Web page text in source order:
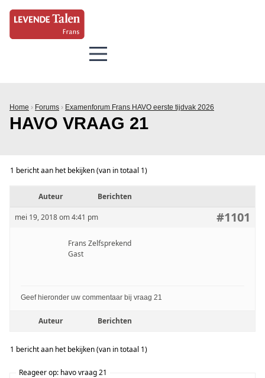
Home › Forums › Examenforum Frans HAVO eerste tijdvak 2026
HAVO VRAAG 21
1 bericht aan het bekijken (van in totaal 1)
Auteur Berichten
mei 19, 2018 om 4:41 pm #1101
Frans Zelfsprekend
Gast
Geef hieronder uw commentaar bij vraag 21
Auteur Berichten
1 bericht aan het bekijken (van in totaal 1)
Reageer op: havo vraag 21